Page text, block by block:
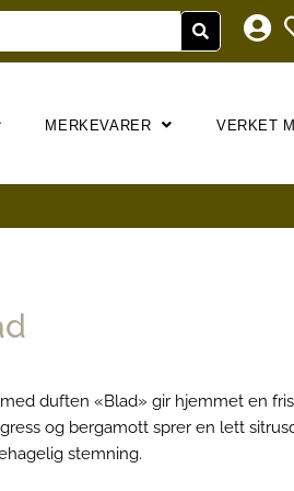
MERKEVARER VERKET
duften «Blad» gir hjemmet en
og bergamott sprer en lett
stemning.